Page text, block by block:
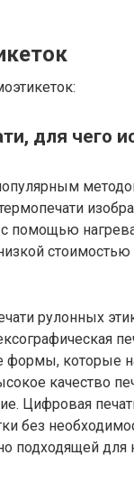
для чего
помощью
стоимостью
рулонных
формы, которые
качество
Цифровая
без
подходящей